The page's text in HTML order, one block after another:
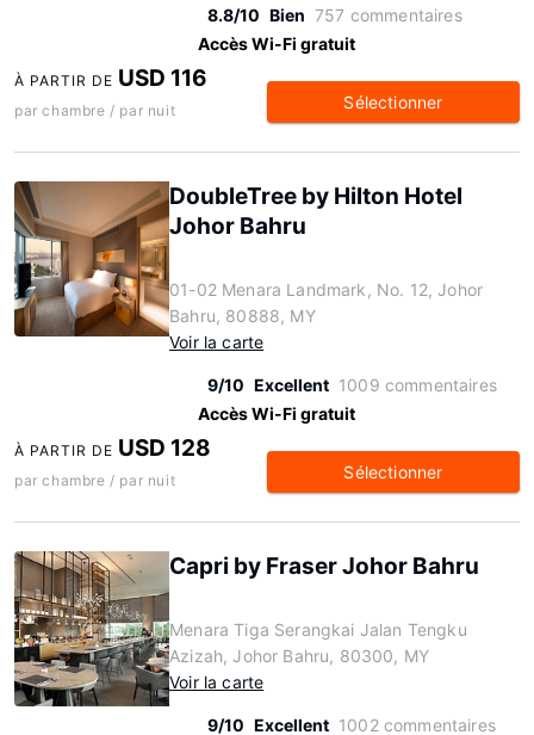
8.8/10 Bien 757 commentaires
Accès Wi-Fi gratuit
À PARTIR DE USD 116
par chambre / par nuit Sélectionner
DoubleTree by Hilton Hotel
Johor Bahru
01-02 Menara Landmark, No. 12, Johor
Bahru, 80888, MY
Voir la carte
9/10 Excellent 1009 commentaires
Accès Wi-Fi gratuit
À PARTIR DE USD 128
par chambre / par nuit Sélectionner
Capri by Fraser Johor Bahru
Menara Tiga Serangkai Jalan Tengku
Azizah, Johor Bahru, 80300, MY
Voir la carte
9/10 Excellent 1002 commentaires